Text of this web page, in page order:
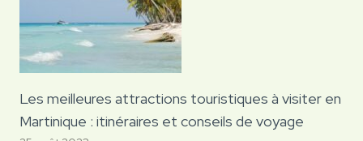
Les meilleures attractions touristiques à visiter en
Martinique : itinéraires et conseils de voyage